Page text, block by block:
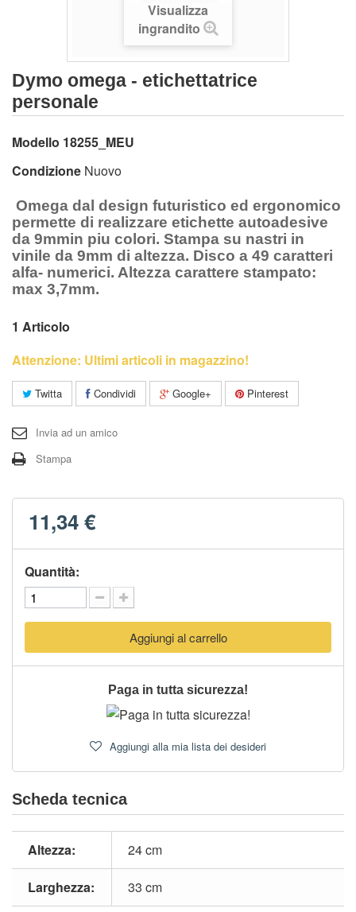
Visualizza
ingrandito
Dymo omega - etichettatrice
personale
Modello 18255_MEU
Condizione Nuovo
Omega dal design futuristico ed ergonomico
permette di realizzare etichette autoadesive
da 9mmin piu colori. Stampa su nastri in
vinile da 9mm di altezza. Disco a 49 caratteri
alfa- numerici. Altezza carattere stampato:
max 3,7mm.
1 Articolo
Attenzione: Ultimi articoli in magazzino!
Twitta Condividi Google+ Pinterest
Invia ad un amico
Stampa
11,34 €
Quantità:
Aggiungi al carrello
Paga in tutta sicurezza!
Aggiungi alla mia lista dei desideri
Scheda tecnica
Altezza: 24 cm
Larghezza: 33 cm